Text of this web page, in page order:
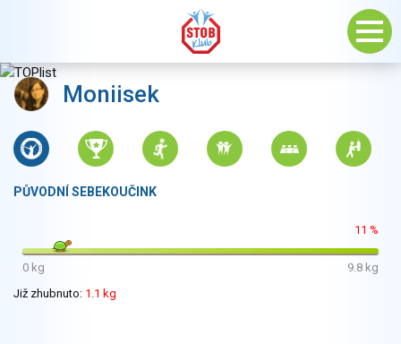
Moniisek
PŮVODNÍ SEBEKOUČINK
11 %
0 kg
9.8 kg
Již zhubnuto: 1.1 kg